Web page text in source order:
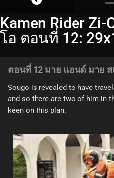
Kamen Rider Zi-
โอ ตอนที่ 12:
ตอนที่ 12 มาย แอนด์ มาย ส
Sougo is revealed to have
and so there are two of him in
keen on this plan.